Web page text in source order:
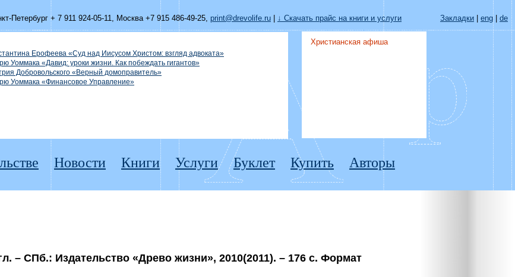
Петербург + 7 911 924-05-11, Москва +7 915 486-49-25, print@drevolife.ru ↓ Скачать прайс на книги и услуги Закладки eng| de
Ерофеева «Суд над Иисусом Христом: взгляд адвоката»
Уоммака «Давид: уроки жизни. Как побеждать гигантов»
Добровольского «Верный домоправитель»
Уоммака «Финансовое Управление»
Христианская афиша
Новости Книги Услуги Буклет Купить Авторы
– СПб.: Издательство «Древо жизни», 2010(2011). – 176 c. Формат